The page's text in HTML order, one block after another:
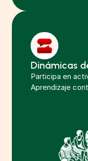
Dinámicas
Participa en
Aprendizaje